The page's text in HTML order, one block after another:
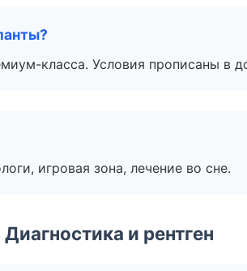
класса. Условия прописаны в
игровая зона, лечение во сне.
и рентген